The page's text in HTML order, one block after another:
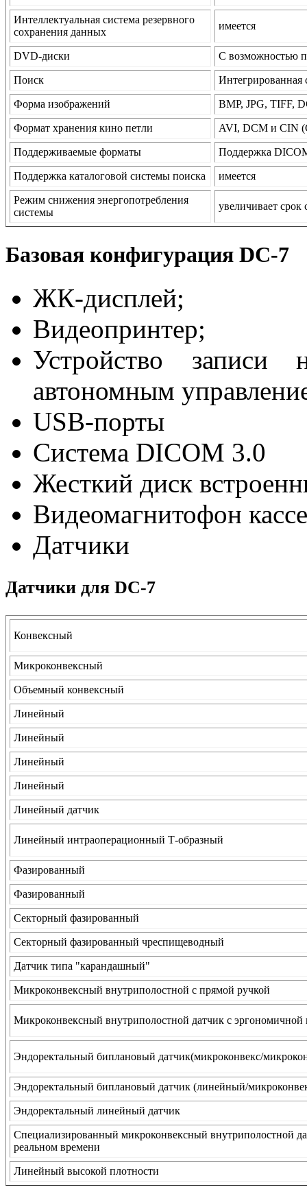
Интеллектуальная система резервного
сохранения данных
имеется
DVD-диски С возможностью
Поиск Интегрированная
Форма изображений BMP, JPG, TIFF,
Формат хранения кино петли AVI, DCM и CIN
Поддерживаемые форматы Поддержка
Поддержка каталоговой системы поиска имеется
Режим снижения энергопотребления
системы
увеличивает
Базовая конфигурация DC-7
ЖК-дисплей;
Видеопринтер;
Устройство
автономным
USB-порты
Система DICOM 3.0
Жесткий диск
Видеомагнитофон
Датчики
Датчики для DC-7
Конвексный
Микроконвексный
Объемный конвексный
Линейный
Линейный
Линейный
Линейный
Линейный датчик
Линейный интраоперационный Т-образный
Фазированный
Фазированный
Секторный фазированный
Секторный фазированный чреспищеводный
Датчик типа "карандашный"
Микроконвексный внутриполостной с прямой ручкой
Микроконвексный внутриполостной датчик с эргономичной
Эндоректальный биплановый датчик(микроконвекс/
Эндоректальный биплановый датчик (линейный/
Эндоректальный линейный датчик
Специализированный микроконвексный внутриполостной
реальном времени
Линейный высокой плотности